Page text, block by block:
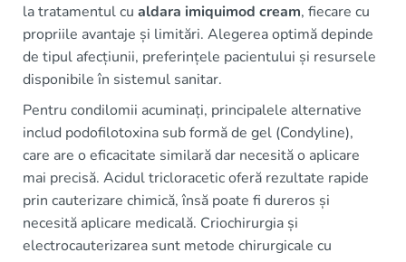
la tratamentul cu aldara imiquimod cream, fiecare cu
propriile avantaje și limitări. Alegerea optimă depinde
de tipul afecțiunii, preferințele pacientului și resursele
disponibile în sistemul sanitar.
Pentru condilomii acuminați, principalele alternative
includ podofilotoxina sub formă de gel (Condyline),
care are o eficacitate similară dar necesită o aplicare
mai precisă. Acidul tricloracetic oferă rezultate rapide
prin cauterizare chimică, însă poate fi dureros și
necesită aplicare medicală. Criochirurgia și
electrocauterizarea sunt metode chirurgicale cu